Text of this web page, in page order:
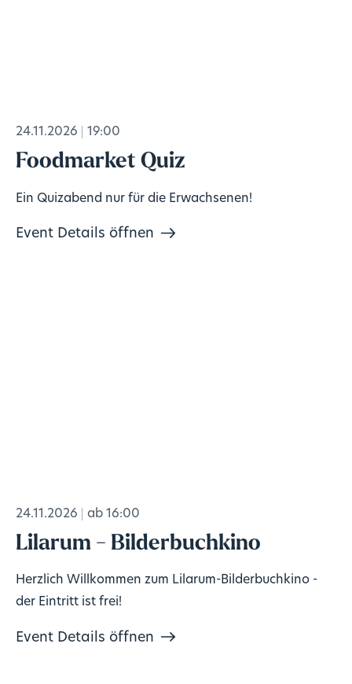
24.11.2026 19:00
Foodmarket Quiz
Ein Quizabend nur für die Erwachsenen!
Event Details öffnen
24.11.2026 ab 16:00
Lilarum - Bilderbuchkino
Herzlich Willkommen zum Lilarum-Bilderbuchkino -
der Eintritt ist frei!
Event Details öffnen